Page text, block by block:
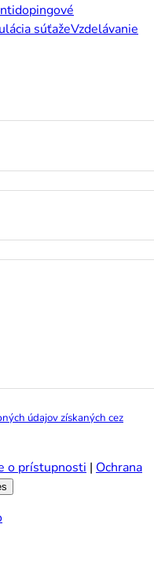
súťažeVzdelávanie
údajov získaných cez
o prístupnosti | Ochrana